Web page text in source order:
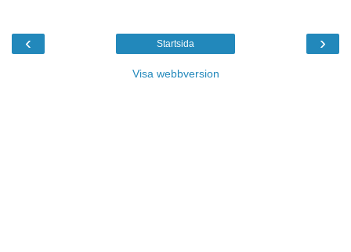
‹ ›
Startsida
Visa webbversion